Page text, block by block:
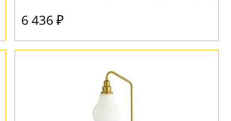
6 436 ₽